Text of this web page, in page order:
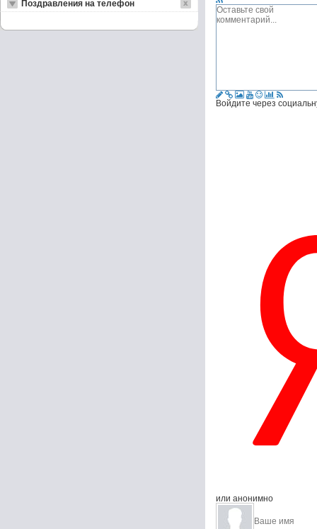
Войдите через
или анонимно
Поздравления на телефон